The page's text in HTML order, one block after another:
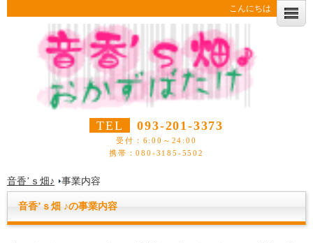
こんにちは
TEL 093-201-3373
受付：6:00～24:00
携帯：080-3185-5502
音香’ｓ畑♪ 事業内容
音香’ｓ畑 ♪の事業内容